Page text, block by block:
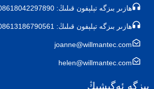
ھازىر بىزگە تېلېفون قىلىڭ: 008618042297890
ھازىر بىزگە تېلېفون قىلىڭ: 008613186790561
joanne@willmantec.com
helen@willmantec.com
بىزگە ئەگىشىڭ